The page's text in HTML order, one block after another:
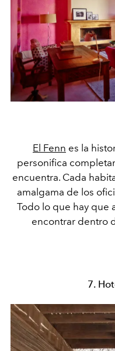
El Fenn es la
personifica
encuentra. Cada
amalgama de los
Todo lo que hay que
encontrar dentro
7.